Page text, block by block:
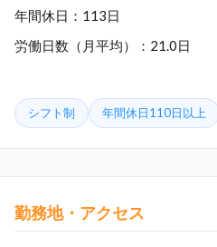
年間休日：113日
労働日数（月平均）：21.0日
シフト制 年間休日110日以上
勤務地・アクセス